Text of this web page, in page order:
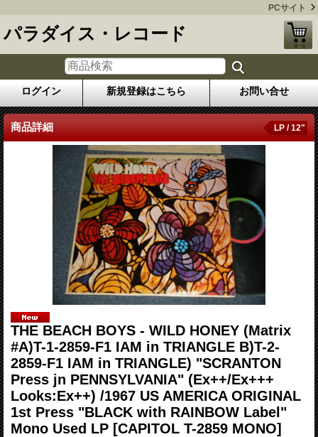
PCサイト
パラダイス・レコード
ログイン 新規登録はこちら お問い合せ
商品詳細 LP / 12"
THE BEACH BOYS - WILD HONEY (Matrix
#A)T-1-2859-F1 IAM in TRIANGLE B)T-2-
2859-F1 IAM in TRIANGLE) "SCRANTON
Press jn PENNSYLVANIA" (Ex++/Ex+++
Looks:Ex++) /1967 US AMERICA ORIGINAL
1st Press "BLACK with RAINBOW Label"
Mono Used LP [CAPITOL T-2859 MONO]